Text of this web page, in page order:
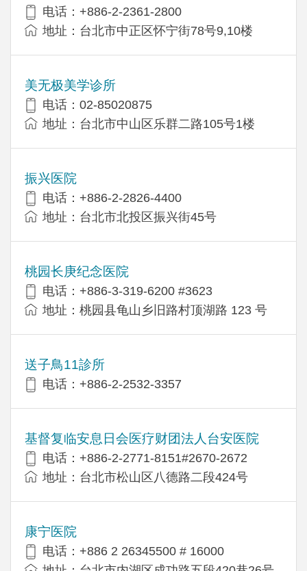
电话：+886-2-2361-2800
地址：台北市中正区怀宁街78号9,10楼
美无极美学诊所
电话：02-85020875
地址：台北市中山区乐群二路105号1楼
振兴医院
电话：+886-2-2826-4400
地址：台北市北投区振兴街45号
桃园长庚纪念医院
电话：+886-3-319-6200 #3623
地址：桃园县龟山乡旧路村顶湖路 123 号
送子鳥11診所
电话：+886-2-2532-3357
基督复临安息日会医疗财团法人台安医院
电话：+886-2-2771-8151#2670-2672
地址：台北市松山区八德路二段424号
康宁医院
电话：+886 2 26345500 # 16000